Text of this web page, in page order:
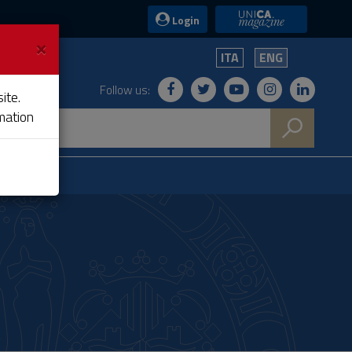
Login UniCA News
ITA ENG
Follow us:
×